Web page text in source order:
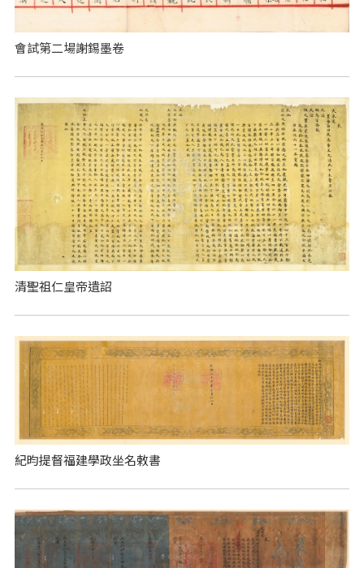
會試第二場謝錫墨卷
清聖祖仁皇帝遺詔
紀昀提督福建學政坐名敕書